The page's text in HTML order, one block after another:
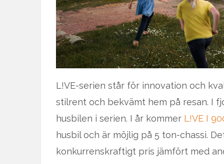
L!VE-serien står för innovation och
stilrent och bekvämt hem på resan. I
husbilen i serien. I år kommer L!VE I
husbil och är möjlig på 5 ton-chassi.
konkurrenskraftigt pris jämfört med